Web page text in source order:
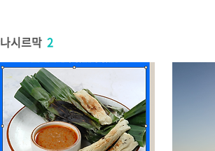
나시르막 2